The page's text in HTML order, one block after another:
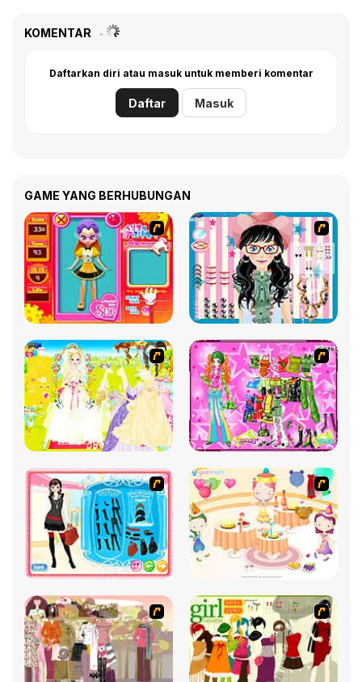
KOMENTAR
Daftarkan diri atau masuk untuk memberi komentar
Daftar Masuk
GAME YANG BERHUBUNGAN